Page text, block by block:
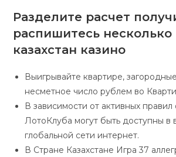
Разделите расчет
распишитесь несколько
казахстан казино
Выигрывайте квартире,
несметное число рублем во
В зависимости от активных правил
ЛотоКлуба могут быть доступны в
глобальной сети интернет.
В Стране Казахстане Игра 37